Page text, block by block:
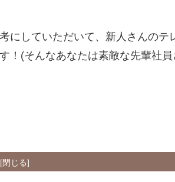
にしていただいて、新人さんのテ
！(そんなあなたは素敵な先輩社